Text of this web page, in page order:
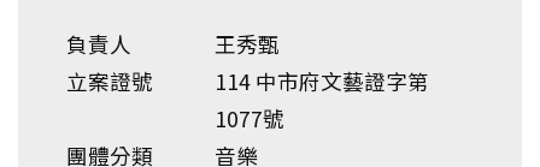
負責人
王秀甄
立案證號
114 中市府文藝證字第
1077號
團體分類
音樂